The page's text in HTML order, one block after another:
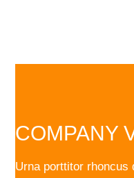
COMPANY
Urna porttitor rhoncus